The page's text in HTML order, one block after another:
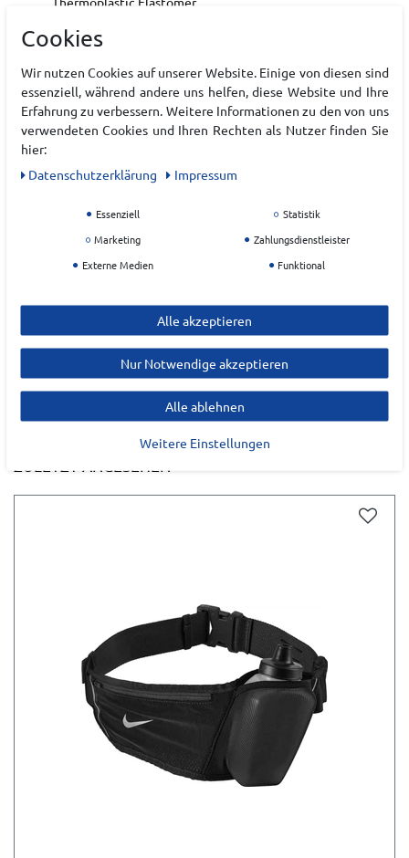
Hersteller
NIKE
EU Verantwortlicher
Cookies
Wir nutzen Cookies auf unserer Website. Einige von diesen sind
essenziell, während andere uns helfen, diese Website und Ihre
Erfahrung zu verbessern. Weitere Informationen zu den von uns
verwendeten Cookies und Ihren Rechten als Nutzer finden Sie
hier:
Daten­schutz­erklärung
Impressum
Essenziell
Statistik
Marketing
Zahlungsdienstleister
Externe Medien
Funktional
Alle akzeptieren
Nur Notwendige akzeptieren
Alle ablehnen
Weitere Einstellungen